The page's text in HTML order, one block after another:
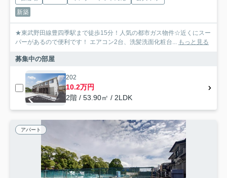
新築
★東武野田線豊四季駅まで徒歩15分！人気の都市ガス物件☆近くにスー
パーがあるので便利です！ エアコン2台、洗髪洗面化粧台... もっと見る
募集中の部屋
202
10.2万円
2階 / 53.90㎡ / 2LDK
アパート